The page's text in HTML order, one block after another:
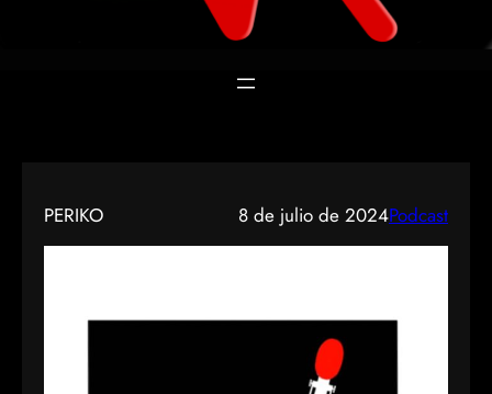
PERIKO 8 de julio de 2024Podcast